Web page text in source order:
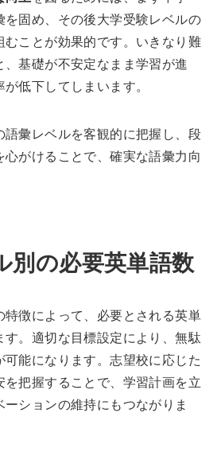
固め、その後大学受験レベルの
ことが効果的です。いきなり難
、基礎が不安定なまま学習が進
低下してしまいます。
彙レベルを客観的に把握し、段
がけることで、確実な語彙力向
別の必要英単語数
徴によって、必要とされる英単
。適切な目標設定により、無駄
能になります。志望校に応じた
把握することで、学習計画を立
ションの維持にもつながりま